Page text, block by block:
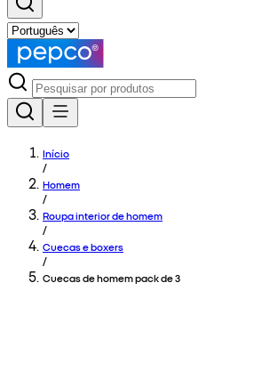
Início
/
Homem
/
Roupa interior de homem
/
Cuecas e boxers
/
Cuecas de homem pack de 3